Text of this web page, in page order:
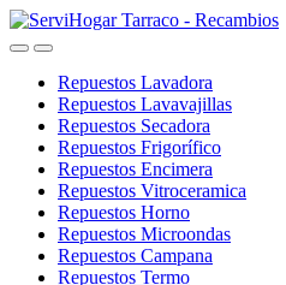
Saltar
a
saltar
al
OpenClose
Repuestos Lavadora
Repuestos Lavavajillas
Repuestos Secadora
Repuestos Frigorífico
Repuestos Encimera
Repuestos Vitroceramica
Repuestos Horno
Repuestos Microondas
Repuestos Campana
Repuestos Termo